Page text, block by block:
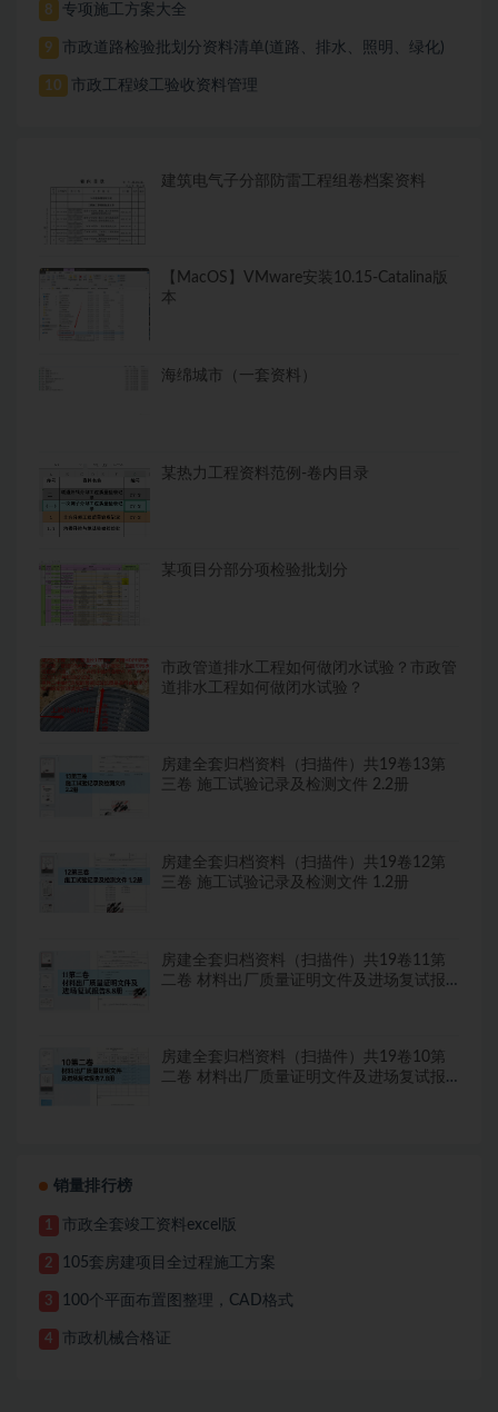
8 专项施工方案大全
9 市政道路检验批划分资料清单(道路、排水、照明、绿化)
10 市政工程竣工验收资料管理
建筑电气子分部防雷工程组卷档案资料
【MacOS】VMware安装10.15-Catalina版
本
海绵城市（一套资料）
某热力工程资料范例-卷内目录
某项目分部分项检验批划分
市政管道排水工程如何做闭水试验？市政管
道排水工程如何做闭水试验？
房建全套归档资料（扫描件）共19卷13第
三卷 施工试验记录及检测文件 2.2册
房建全套归档资料（扫描件）共19卷12第
三卷 施工试验记录及检测文件 1.2册
房建全套归档资料（扫描件）共19卷11第
二卷 材料出厂质量证明文件及进场复试报
房建全套归档资料（扫描件）共19卷10第
二卷 材料出厂质量证明文件及进场复试报
销量排行榜
1 市政全套竣工资料excel版
2 105套房建项目全过程施工方案
3 100个平面布置图整理，CAD格式
4 市政机械合格证